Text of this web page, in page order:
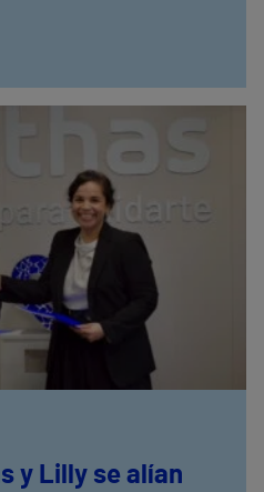
y Lilly se alían